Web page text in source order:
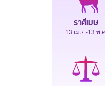
ราศีเมษ
13 เม.ย.-13 พ.